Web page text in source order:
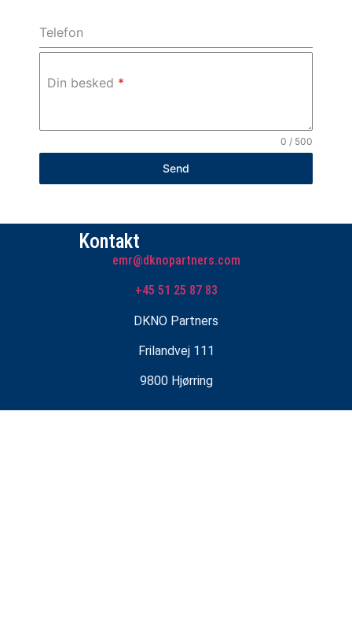
Telefon
Din besked *
0 / 500
Send
Kontakt
emr@dknopartners.com
+45 51 25 87 83
DKNO Partners
Frilandvej 111
9800 Hjørring